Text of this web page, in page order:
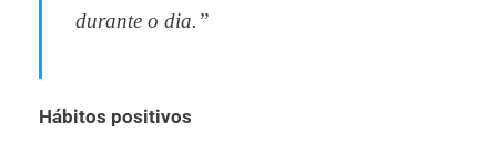
durante o dia.”
Hábitos positivos